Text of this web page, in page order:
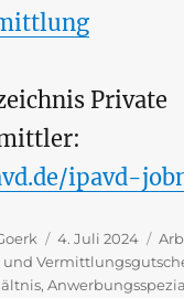
Private
ipavd-
Veröffentlicht
am
4. Juli 2024
und
,